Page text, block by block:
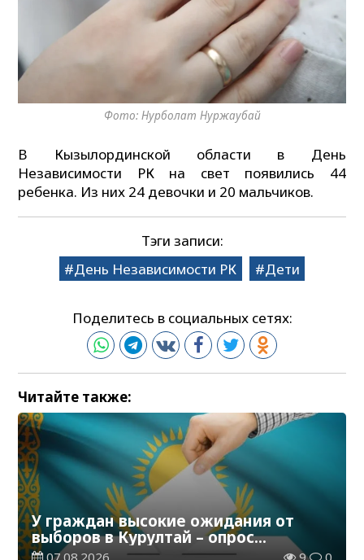
Фото: Нурболат Нуржаубай
В Кызылординской области в День
Независимости РК на свет появились 44
ребенка. Из них 24 девочки и 20 мальчиков.
Тэги записи:
День Независимости РК
Дети
Поделитесь в социальных сетях:
Читайте также:
У граждан высокие ожидания от
выборов в Курултай – опрос
общественного мнения